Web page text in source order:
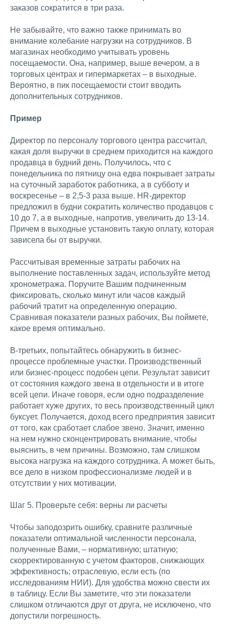
заказов сократится в три раза.
Не забывайте, что важно также принимать во
внимание колебание нагрузки на сотрудников. В
магазинах необходимо учитывать уровень
посещаемости. Она, например, выше вечером, а в
торговых центрах и гипермаркетах – в выходные.
Вероятно, в пик посещаемости стоит вводить
дополнительных сотрудников.
Пример
Директор по персоналу торгового центра рассчитал,
какая доля выручки в среднем приходится на каждого
продавца в будний день. Получилось, что с
понедельника по пятницу она едва покрывает затраты
на суточный заработок работника, а в субботу и
воскресенье – в 2,5-3 раза выше. HR-директор
предложил в будни сократить количество продавцов с
10 до 7, а в выходные, напротив, увеличить до 13-14.
Причем в выходные установить такую оплату, которая
зависела бы от выручки.
Рассчитывая временные затраты рабочих на
выполнение поставленных задач, используйте метод
хронометража. Поручите Вашим подчиненным
фиксировать, сколько минут или часов каждый
рабочий тратит на определенную операцию.
Сравнивая показатели разных рабочих, Вы поймете,
какое время оптимально.
В-третьих, попытайтесь обнаружить в бизнес-
процессе проблемные участки. Производственный
или бизнес-процесс подобен цепи. Результат зависит
от состояния каждого звена в отдельности и в итоге
всей цепи. Иначе говоря, если одно подразделение
работает хуже других, то весь производственный цикл
буксует. Получается, доход всего предприятия зависит
от того, как сработает слабое звено. Значит, именно
на нем нужно сконцентрировать внимание, чтобы
выяснить, в чем причины. Возможно, там слишком
высока нагрузка на каждого сотрудника. А может быть,
все дело в низком профессионализме людей и в
отсутствии у них мотивации.
Шаг 5. Проверьте себя: верны ли расчеты
Чтобы заподозрить ошибку, сравните различные
показатели оптимальной численности персонала,
полученные Вами, – нормативную; штатную;
скорректированную с учетом факторов, снижающих
эффективность; отраслевую, если есть (по
исследованиям НИИ). Для удобства можно свести их
в таблицу. Если Вы заметите, что эти показатели
слишком отличаются друг от друга, не исключено, что
допустили погрешность.